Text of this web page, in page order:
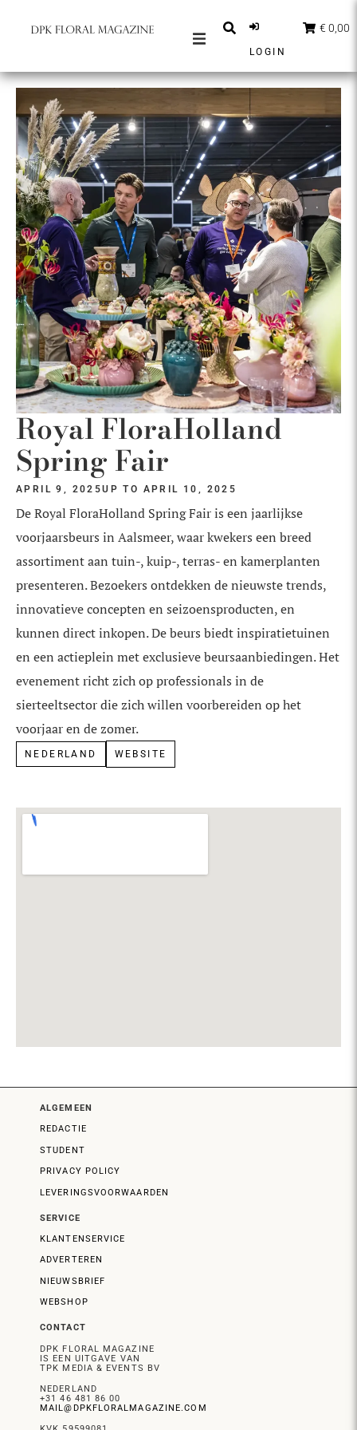
INSPIRATIE
PARTNERS
SHOP
NEDERLANDS
ABONNEER
LOGIN
€ 0,00
Royal FloraHolland
Spring Fair
APRIL 9, 2025UP TO APRIL 10, 2025
De Royal FloraHolland Spring Fair is een jaarlijkse
voorjaarsbeurs in Aalsmeer, waar kwekers een breed
assortiment aan tuin-, kuip-, terras- en kamerplanten
presenteren. Bezoekers ontdekken de nieuwste trends,
innovatieve concepten en seizoensproducten, en
kunnen direct inkopen. De beurs biedt inspiratietuinen
en een actieplein met exclusieve beursaanbiedingen. Het
evenement richt zich op professionals in de
sierteeltsector die zich willen voorbereiden op het
voorjaar en de zomer.
NEDERLAND WEBSITE
ALGEMEEN
REDACTIE
STUDENT
PRIVACY POLICY
LEVERINGSVOORWAARDEN
SERVICE
KLANTENSERVICE
ADVERTEREN
NIEUWSBRIEF
WEBSHOP
CONTACT
DPK FLORAL MAGAZINE
IS EEN UITGAVE VAN
TPK MEDIA & EVENTS BV
NEDERLAND
+31 46 481 86 00
MAIL@DPKFLORALMAGAZINE.COM